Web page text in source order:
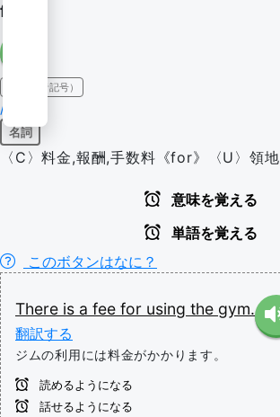
fee
IPA（発音記号）
/fiː/
名詞
〈C〉料金,報酬,手数料《for》〈U〉領地
意味を覚える
単語を覚える
このボタンはなに？
There is a fee for using the gym.
翻訳する
ジムの利用には料金がかかります。
読めるようになる
話せるようになる